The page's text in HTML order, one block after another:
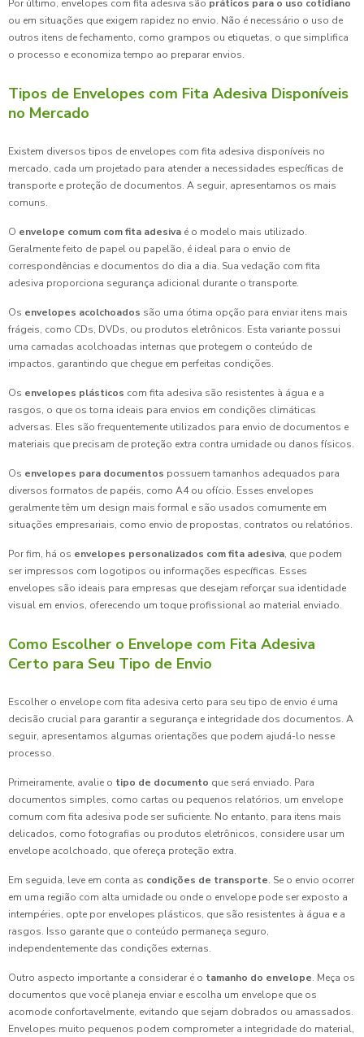
Por último, envelopes com fita adesiva são práticos para o uso cotidiano
ou em situações que exigem rapidez no envio. Não é necessário o uso de
outros itens de fechamento, como grampos ou etiquetas, o que simplifica
o processo e economiza tempo ao preparar envios.
Tipos de Envelopes com Fita Adesiva Disponíveis
no Mercado
Existem diversos tipos de envelopes com fita adesiva disponíveis no
mercado, cada um projetado para atender a necessidades específicas de
transporte e proteção de documentos. A seguir, apresentamos os mais
comuns.
O envelope comum com fita adesiva é o modelo mais utilizado.
Geralmente feito de papel ou papelão, é ideal para o envio de
correspondências e documentos do dia a dia. Sua vedação com fita
adesiva proporciona segurança adicional durante o transporte.
Os envelopes acolchoados são uma ótima opção para enviar itens mais
frágeis, como CDs, DVDs, ou produtos eletrônicos. Esta variante possui
uma camadas acolchoadas internas que protegem o conteúdo de
impactos, garantindo que chegue em perfeitas condições.
Os envelopes plásticos com fita adesiva são resistentes à água e a
rasgos, o que os torna ideais para envios em condições climáticas
adversas. Eles são frequentemente utilizados para envio de documentos e
materiais que precisam de proteção extra contra umidade ou danos físicos.
Os envelopes para documentos possuem tamanhos adequados para
diversos formatos de papéis, como A4 ou ofício. Esses envelopes
geralmente têm um design mais formal e são usados comumente em
situações empresariais, como envio de propostas, contratos ou relatórios.
Por fim, há os envelopes personalizados com fita adesiva, que podem
ser impressos com logotipos ou informações específicas. Esses
envelopes são ideais para empresas que desejam reforçar sua identidade
visual em envios, oferecendo um toque profissional ao material enviado.
Como Escolher o Envelope com Fita Adesiva
Certo para Seu Tipo de Envio
Escolher o envelope com fita adesiva certo para seu tipo de envio é uma
decisão crucial para garantir a segurança e integridade dos documentos. A
seguir, apresentamos algumas orientações que podem ajudá-lo nesse
processo.
Primeiramente, avalie o tipo de documento que será enviado. Para
documentos simples, como cartas ou pequenos relatórios, um envelope
comum com fita adesiva pode ser suficiente. No entanto, para itens mais
delicados, como fotografias ou produtos eletrônicos, considere usar um
envelope acolchoado, que ofereça proteção extra.
Em seguida, leve em conta as condições de transporte. Se o envio ocorrer
em uma região com alta umidade ou onde o envelope pode ser exposto a
intempéries, opte por envelopes plásticos, que são resistentes à água e a
rasgos. Isso garante que o conteúdo permaneça seguro,
independentemente das condições externas.
Outro aspecto importante a considerar é o tamanho do envelope. Meça os
documentos que você planeja enviar e escolha um envelope que os
acomode confortavelmente, evitando que sejam dobrados ou amassados.
Envelopes muito pequenos podem comprometer a integridade do material,